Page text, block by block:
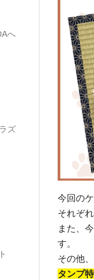
今回の
それぞ
また、
す。
その他
タンプ
へ
ズ